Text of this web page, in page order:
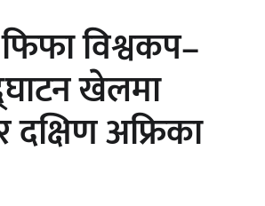
नाममा गलत गतिविधि गर्ने थापा प्रहरी
विश्वकप–
खेलमा
अफ्रिका